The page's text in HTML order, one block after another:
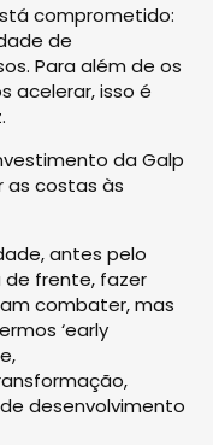
comprometido:
de
Para além de os
acelerar, isso é
da Galp
as costas às
antes pelo
frente, fazer
combater, mas
‘early
desenvolvimento